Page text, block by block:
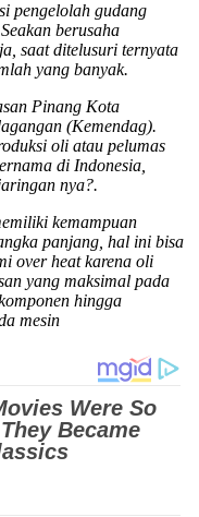
pengelolah gudang
berusaha
saat ditelusuri ternyata
yang banyak.
Pinang Kota
(Kemendag).
oli atau pelumas
di Indonesia,
nya?.
kemampuan
panjang, hal ini bisa
over heat karena oli
yang maksimal pada
hingga
mesin